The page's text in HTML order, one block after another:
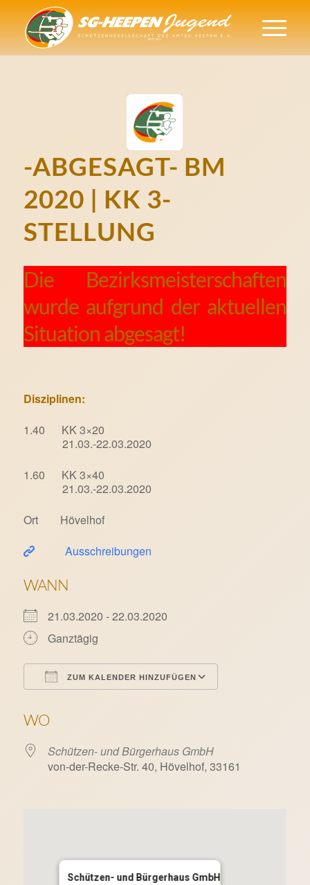
-ABGESAGT- BM
2020 | KK 3-
STELLUNG
Die Bezirksmeisterschaften
wurde aufgrund der aktuellen
Situation abgesagt!
Disziplinen:
1.40 KK 3×20
21.03.-22.03.2020
1.60 KK 3×40
21.03.-22.03.2020
Ort Hövelhof
Ausschreibungen
WANN
21.03.2020 - 22.03.2020
Ganztägig
ZUM KALENDER HINZUFÜGEN
WO
Schützen- und Bürgerhaus GmbH
von-der-Recke-Str. 40, Hövelhof, 33161
Schützen- und Bürgerhaus GmbH